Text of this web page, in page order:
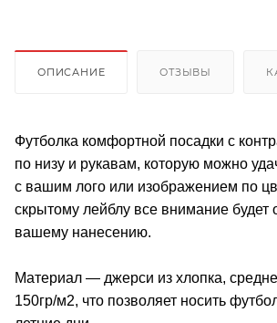
ОПИСАНИЕ ОТЗЫВЫ
Футболка комфортной посадки с
по низу и рукавам, которую можно
с вашим лого или изображением по
скрытому лейблу все внимание будет
вашему нанесению.
Материал — джерси из хлопка,
150гр/м2, что позволяет носить